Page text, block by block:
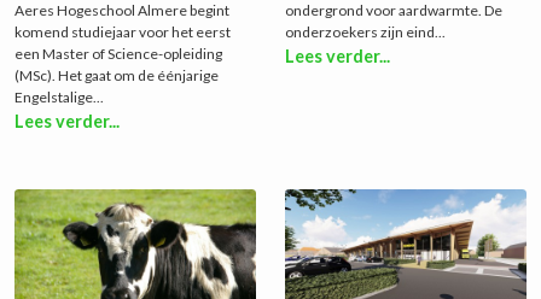
Aeres Hogeschool Almere begint
komend studiejaar voor het eerst
een Master of Science-opleiding
(MSc). Het gaat om de éénjarige
Engelstalige...
Lees verder...
ondergrond voor aardwarmte. De
onderzoekers zijn eind...
Lees verder...